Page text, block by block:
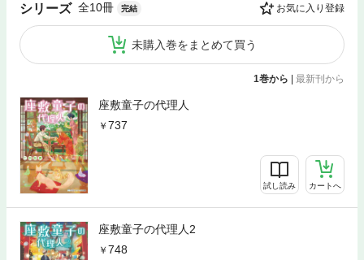
シリーズ 全10冊 完結 お気に入り登録
未購入巻をまとめて買う
1巻から | 最新刊から
座敷童子の代理人
737
試し読み カートへ
座敷童子の代理人2
748